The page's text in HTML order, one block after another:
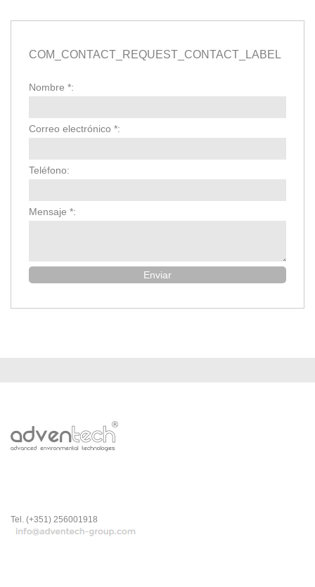
COM_CONTACT_REQUEST_CONTACT_LABEL
Nombre *:
Correo electrónico *:
Teléfono:
Mensaje *:
Enviar
Tel. (+351) 256001918